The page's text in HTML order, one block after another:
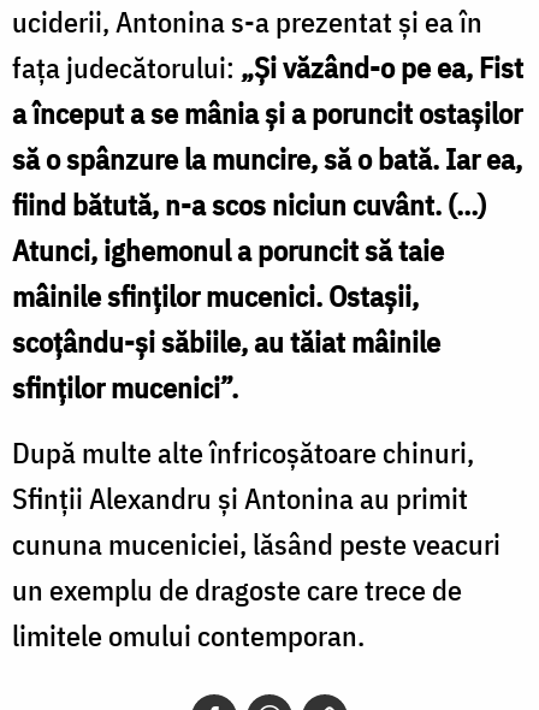
uciderii, Antonina s-a prezentat și ea în
fața judecătorului: „Şi văzând-o pe ea, Fist
a început a se mânia şi a poruncit ostaşilor
să o spânzure la muncire, să o bată. Iar ea,
fiind bătută, n-a scos niciun cuvânt. (…)
Atunci, ighemonul a poruncit să taie
mâinile sfinţilor mucenici. Ostaşii,
scoţându-şi săbiile, au tăiat mâinile
sfinţilor mucenici”.
După multe alte înfricoșătoare chinuri,
Sfinții Alexandru și Antonina au primit
cununa muceniciei, lăsând peste veacuri
un exemplu de dragoste care trece de
limitele omului contemporan.